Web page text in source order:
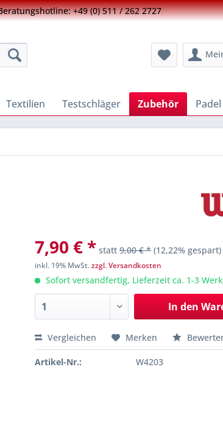
+49 (0) 511 / 262 2727
Textilien Testschläger Zubehör Padel
7,90 € * statt9,00 € * (12,22% gespart)
inkl. 19% MwSt.zzgl. Versandkosten
Sofort versandfertig, Lieferzeit ca. 1-3
In den
Vergleichen Merken
Artikel-Nr.: W4203